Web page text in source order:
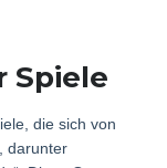
Spiele
die sich von
darunter